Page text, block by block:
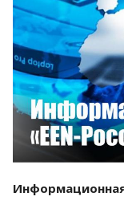
Информационная